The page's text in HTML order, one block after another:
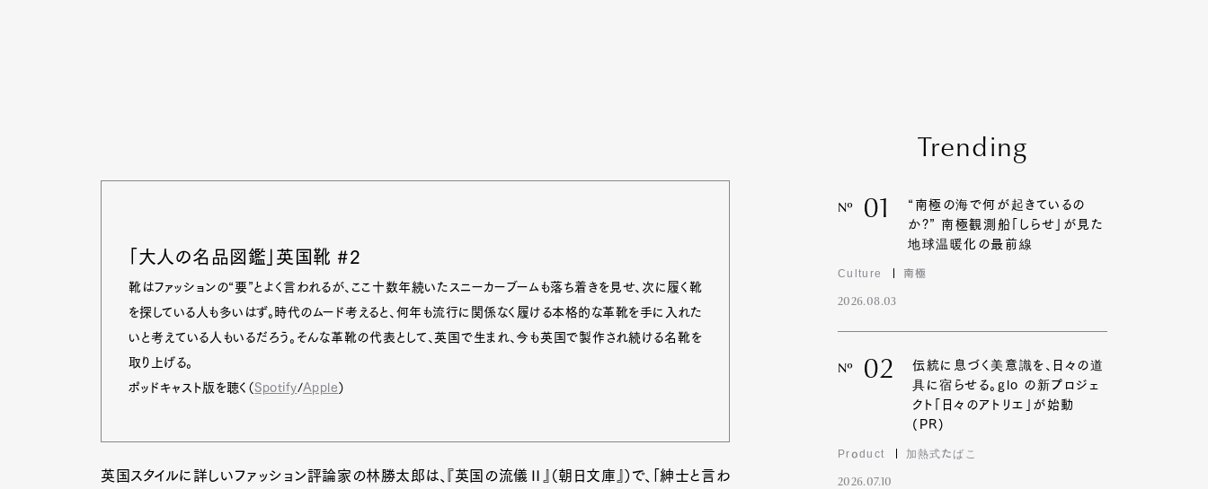
「大人の名品図鑑」英国靴 #2
靴はファッションの“要”とよく言われるが、ここ十数年続いたスニーカーブームも落ち着きを見せ、次に履く靴
を探している人も多いはず。時代のムード考えると、何年も流行に関係なく履ける本格的な革靴を手に入れた
いと考えている人もいるだろう。そんな革靴の代表として、英国で生まれ、今も英国で製作され続ける名靴を
取り上げる。
ポッドキャスト版を聴く（Spotify/Apple ）
英国スタイルに詳しいファッション評論家の林勝太郎は、『英国の流儀Ⅱ』（朝日文庫』）で、「紳士と言わ
Trending
Nº 01
“南極の海で何が起きているの
か?” 南極観測船「しらせ」が見た
地球温暖化の最前線
Culture 南極
2026.08.03
Nº 02
伝統に息づく美意識を、日々の道
具に宿らせる。glo の新プロジェ
クト「日々のアトリエ」が始動
(PR)
Product 加熱式たばこ
2026.07.10